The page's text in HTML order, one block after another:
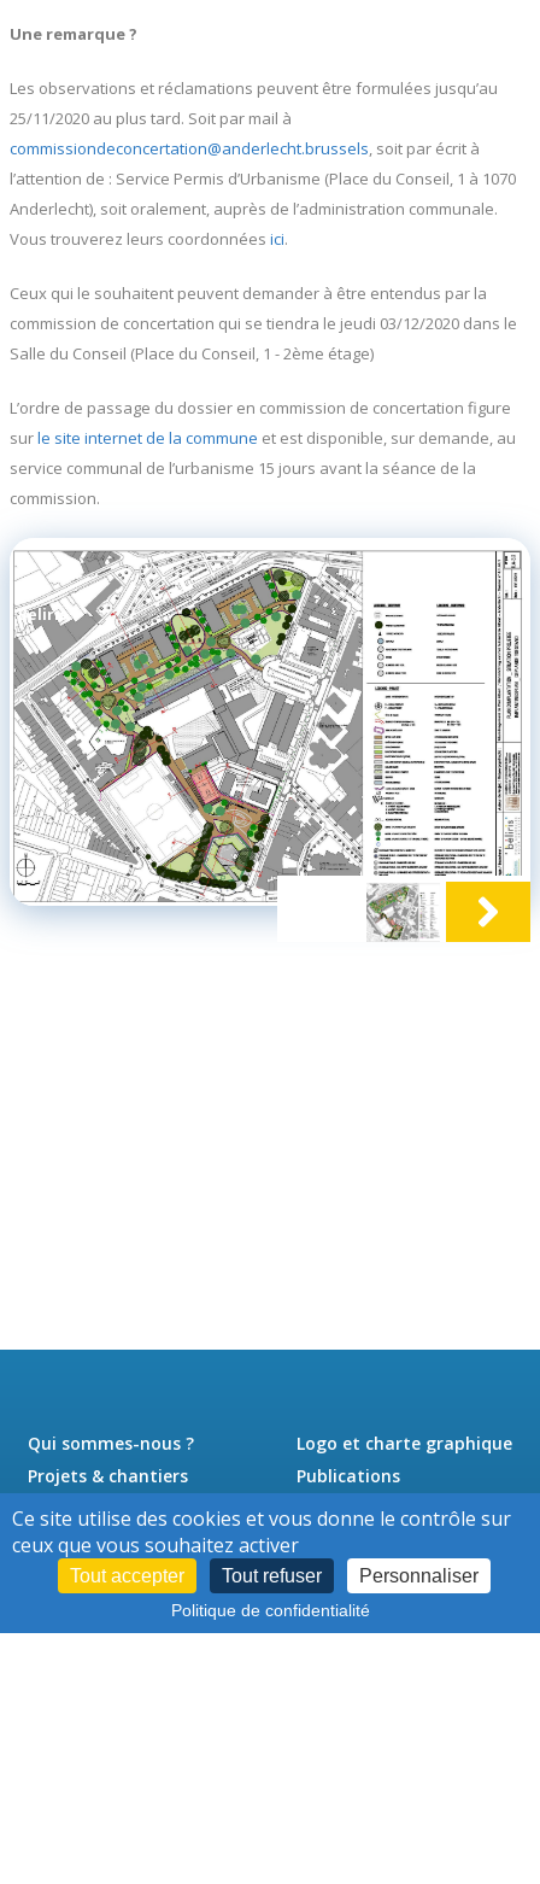
Une remarque ?
Les observations et réclamations peuvent être formulées jusqu’au
25/11/2020 au plus tard. Soit par mail à
commissiondeconcertation@anderlecht.brussels, soit par écrit à
l’attention de : Service Permis d’Urbanisme (Place du Conseil, 1 à 1070
Anderlecht), soit oralement, auprès de l’administration communale.
Vous trouverez leurs coordonnées ici.
Ceux qui le souhaitent peuvent demander à être entendus par la
commission de concertation qui se tiendra le jeudi 03/12/2020 dans le
Salle du Conseil (Place du Conseil, 1 - 2ème étage)
L’ordre de passage du dossier en commission de concertation figure
surle site internet de la commune et est disponible, sur demande, au
service communal de l’urbanisme 15 jours avant la séance de la
commission.
Beliris
Qui sommes-nous ?
Projets & chantiers
Actualités
Jobs
Logo et charte graphique
Publications
Presse
Contact
Ce site utilise des cookies et vous donne le contrôle sur
ceux que vous souhaitez activer
Tout accepter Tout refuser Personnaliser
Politique de confidentialité